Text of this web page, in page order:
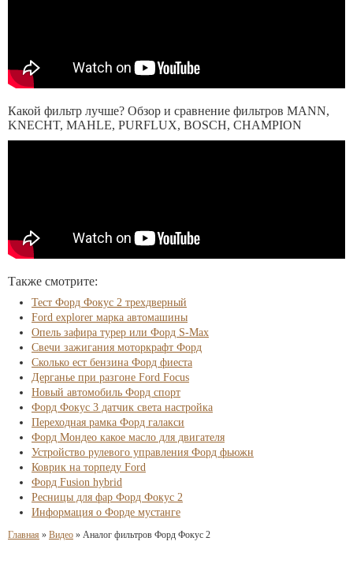
Какой фильтр лучше? Обзор и сравнение фильтров MANN,
KNECHT, MAHLE, PURFLUX, BOSCH, CHAMPION
Также смотрите:
Тест Форд Фокус 2 трехдверный
Ford explorer марка автомашины
Опель зафира турер или Форд S-Max
Свечи зажигания моторкрафт Форд
Сколько ест бензина Форд фиеста
Дерганье при разгоне Ford Focus
Новый автомобиль Форд спорт
Форд Фокус 3 датчик света настройка
Переходная рамка Форд галакси
Форд Мондео какое масло для двигателя
Устройство рулевого управления Форд фьюжн
Коврик на торпеду Ford
Форд Fusion hybrid
Ресницы для фар Форд Фокус 2
Информация о Форде мустанге
Главная » Видео » Аналог фильтров Форд Фокус 2